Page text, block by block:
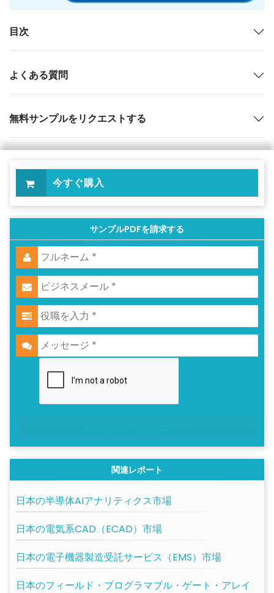
目次
よくある質問
無料サンプルをリクエストする
今すぐ購入
サンプルPDFを請求する
関連レポート
日本の半導体AIアナリティクス市場
日本の電気系CAD（ECAD）市場
日本の電子機器製造受託サービス（EMS）市場
日本のフィールド・プログラマブル・ゲート・アレイ